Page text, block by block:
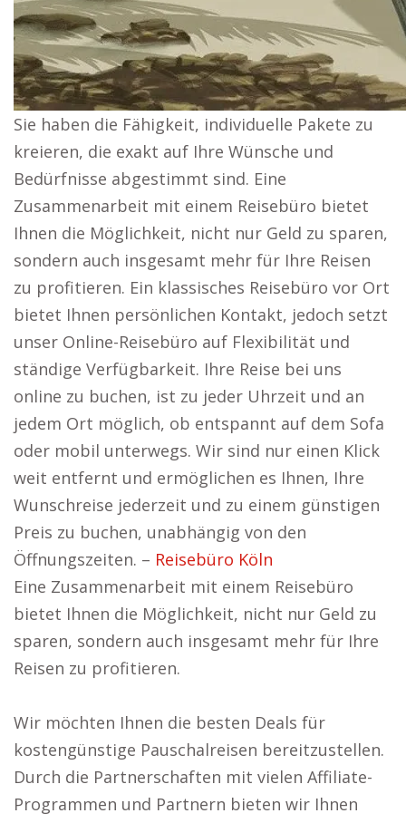
Sie haben die Fähigkeit, individuelle Pakete zu
kreieren, die exakt auf Ihre Wünsche und
Bedürfnisse abgestimmt sind. Eine
Zusammenarbeit mit einem Reisebüro bietet
Ihnen die Möglichkeit, nicht nur Geld zu sparen,
sondern auch insgesamt mehr für Ihre Reisen
zu profitieren. Ein klassisches Reisebüro vor Ort
bietet Ihnen persönlichen Kontakt, jedoch setzt
unser Online-Reisebüro auf Flexibilität und
ständige Verfügbarkeit. Ihre Reise bei uns
online zu buchen, ist zu jeder Uhrzeit und an
jedem Ort möglich, ob entspannt auf dem Sofa
oder mobil unterwegs. Wir sind nur einen Klick
weit entfernt und ermöglichen es Ihnen, Ihre
Wunschreise jederzeit und zu einem günstigen
Preis zu buchen, unabhängig von den
Öffnungszeiten. – Reisebüro Köln
Eine Zusammenarbeit mit einem Reisebüro
bietet Ihnen die Möglichkeit, nicht nur Geld zu
sparen, sondern auch insgesamt mehr für Ihre
Reisen zu profitieren.
Wir möchten Ihnen die besten Deals für
kostengünstige Pauschalreisen bereitzustellen.
Durch die Partnerschaften mit vielen Affiliate-
Programmen und Partnern bieten wir Ihnen